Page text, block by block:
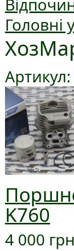
Головні
Артикул:
K760
4 000